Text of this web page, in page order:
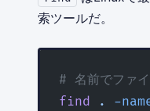
索ツールだ。
# 名前でファ
find . -